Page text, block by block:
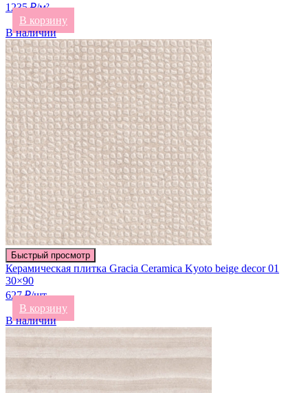
1235 ₽/м²
В корзину
В наличии
Быстрый просмотр
Керамическая плитка Gracia Ceramica Kyoto beige decor 01
30×90
627 ₽/шт
В корзину
В наличии